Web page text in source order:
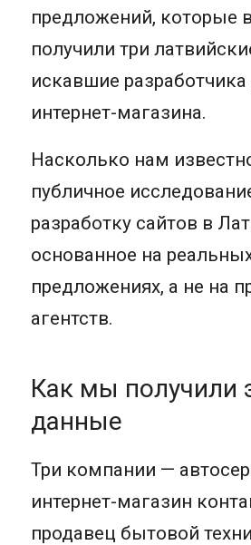
предложений, которые
получили три
искавшие
интернет-магазина.
Насколько нам
публичное
разработку сайтов в
основанное на
предложениях, а не на
агентств.
Как мы получили
данные
Три компании —
интернет-магазин
продавец бытовой